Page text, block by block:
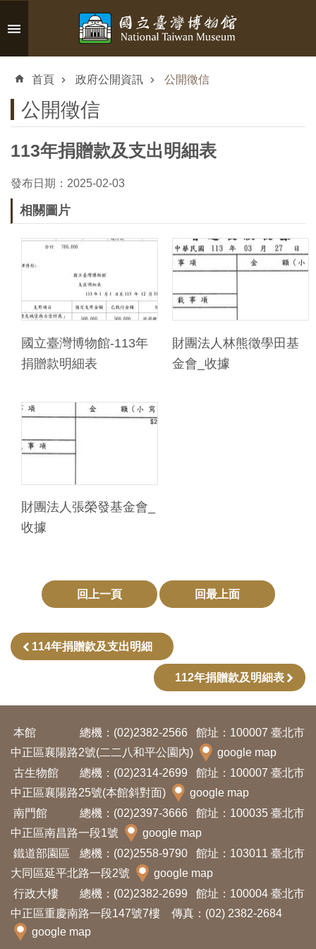
跳到主要內容區塊
搜
識
臺
資
訊
覽
資
訊
教
育
活
創
研
究
便
民
服
務
政
府
公
首頁 政府公開資訊 公開徵信
公開徵信
113年捐贈款及支出明細表
發布日期：2025-02-03
相關圖片
國立臺灣博物館-113年
捐贈款明細表
財團法人林熊徵學田基
金會_收據
財團法人張榮發基金會_
收據
回上一頁 回最上面
114年捐贈款及支出明細
112年捐贈款及明細表
本館 總機：(02)2382-2566
館址：100007 臺北市
中正區襄陽路2號(二二八和平公園內)
google map
古生物館
總機：(02)2314-2699
館址：100007 臺北市
中正區襄陽路25號(本館斜對面)
google map
南門館
總機：(02)2397-3666
館址：100035 臺北市
中正區南昌路一段1號
google map
鐵道部園區
總機：(02)2558-9790
館址：103011 臺北市
大同區延平北路一段2號
google map
行政大樓
總機：(02)2382-2699
館址：100004 臺北市
中正區重慶南路一段147號7樓 傳真：(02) 2382-2684
google map